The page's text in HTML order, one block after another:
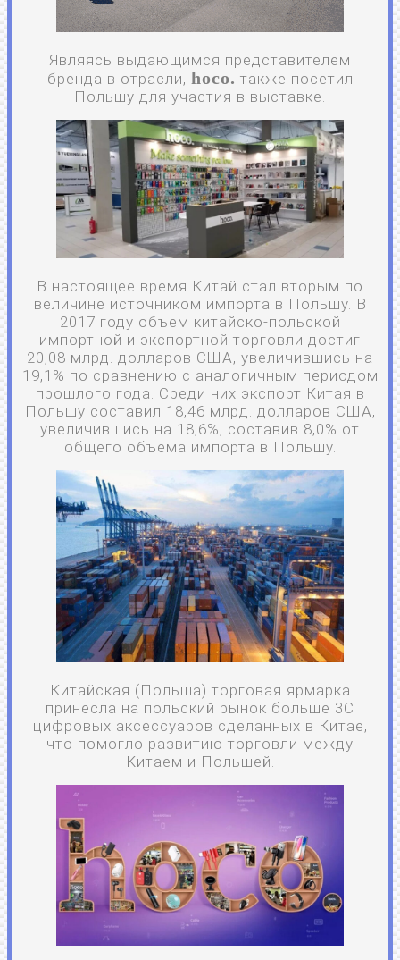
Являясь выдающимся представителем
бренда в отрасли, hoco. также посетил
Польшу для участия в выставке.
В настоящее время Китай стал вторым по
величине источником импорта в Польшу. В
2017 году объем китайско-польской
импортной и экспортной торговли достиг
20,08 млрд. долларов США, увеличившись на
19,1% по сравнению с аналогичным периодом
прошлого года. Среди них экспорт Китая в
Польшу составил 18,46 млрд. долларов США,
увеличившись на 18,6%, составив 8,0% от
общего объема импорта в Польшу.
Китайская (Польша) торговая ярмарка
принесла на польский рынок больше 3C
цифровых аксессуаров сделанных в Китае,
что помогло развитию торговли между
Китаем и Польшей.